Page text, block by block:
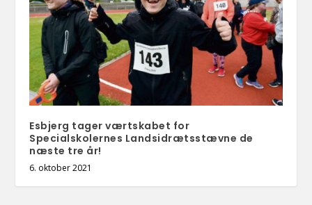
Esbjerg tager værtskabet for
Specialskolernes Landsidrætsstævne de
næste tre år!
6. oktober 2021